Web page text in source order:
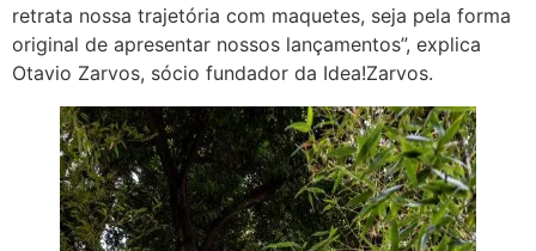
retrata nossa trajetória com maquetes, seja pela forma
original de apresentar nossos lançamentos”, explica
Otavio Zarvos, sócio fundador da Idea!Zarvos.